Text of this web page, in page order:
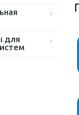
для